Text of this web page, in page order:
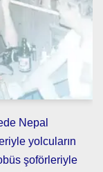
Nepal
yolcuların
şoförleriyle